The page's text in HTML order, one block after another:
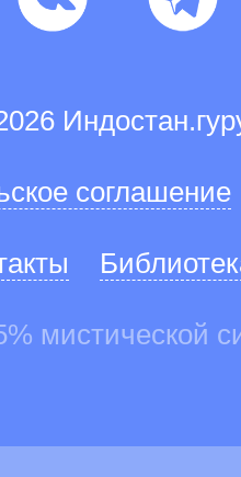
соглашение
мистической